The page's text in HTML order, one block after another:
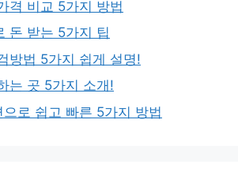
격 비교 5가지 방법
돈 받는 5가지 팁
방법 5가지 쉽게 설명!
는 곳 5가지 소개!
로 쉽고 빠른 5가지 방법